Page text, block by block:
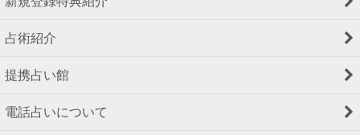
占術紹介
提携占い館
電話占いについて